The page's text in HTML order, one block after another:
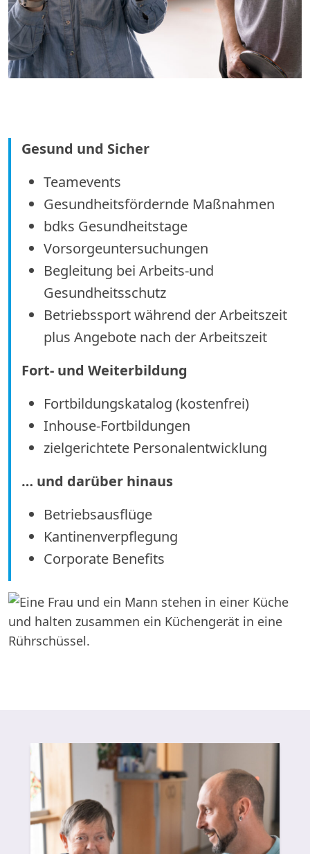
Gesund und Sicher
Teamevents
Gesundheitsfördernde Maßnahmen
bdks Gesundheitstage
Vorsorgeuntersuchungen
Begleitung bei Arbeits-und
Gesundheitsschutz
Betriebssport während der Arbeitszeit
plus Angebote nach der Arbeitszeit
Fort- und Weiterbildung
Fortbildungskatalog (kostenfrei)
Inhouse-Fortbildungen
zielgerichtete Personalentwicklung
… und darüber hinaus
Betriebsausflüge
Kantinenverpflegung
Corporate Benefits